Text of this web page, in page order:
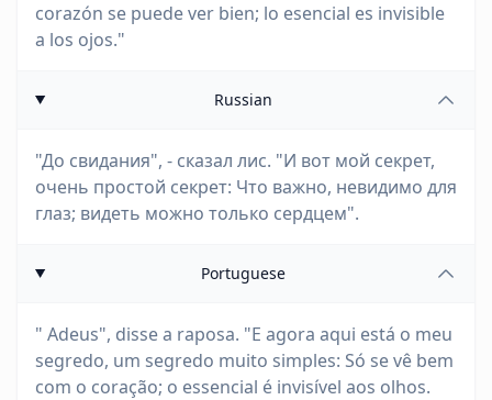
corazón se puede ver bien; lo esencial es invisible
a los ojos."
Russian
"До свидания", - сказал лис. "И вот мой секрет,
очень простой секрет: Что важно, невидимо для
глаз; видеть можно только сердцем".
Portuguese
" Adeus", disse a raposa. "E agora aqui está o meu
segredo, um segredo muito simples: Só se vê bem
com o coração; o essencial é invisível aos olhos.